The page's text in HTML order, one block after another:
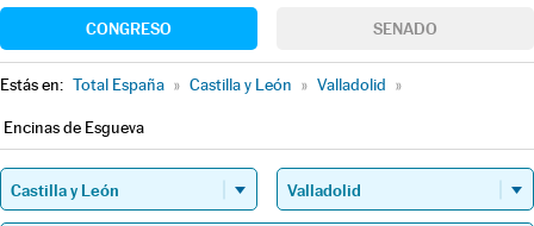
CONGRESO SENADO
Estás en: Total España » Castilla y León » Valladolid »
Encinas de Esgueva